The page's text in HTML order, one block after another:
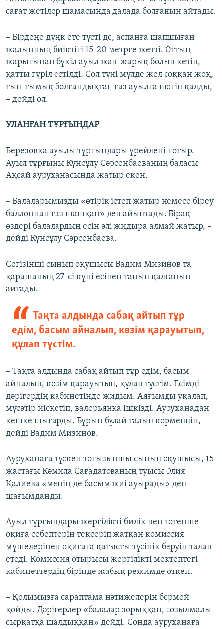
сағат жетілер шамасында далада болғанын айтады.
– Бірдеңе дүңк ете түсті де, аспанға шапшыған
жалынның биіктігі 15-20 метрге жетті. Оттың
жарығынан бүкіл ауыл жап-жарық болып кетіп,
қатты гүріл естілді. Сол түні мүлде жел соққан жоқ,
тып-тымық болғандықтан газ ауылға шөгіп қалды,
– дейді ол.
УЛАНҒАН ТҰРҒЫНДАР
Березовка ауылы тұрғындары үрейленіп отыр.
Ауыл тұрғыны Күнсұлу Сәрсенбаеваның баласы
Ақсай ауруханасында жатыр екен.
– Балаларымызды «өтірік істеп жатыр немесе біреу
баллоннан газ шашқан» деп айыптады. Бірақ
өздері балалардың есін әлі жидыра алмай жатыр, –
дейді Күнсұлу Сәрсенбаева.
Сегізінші сынып оқушысы Вадим Мизинов та
қарашаның 27-сі күні есінен танып қалғанын
айтады.
Тақта алдында сабақ айтып тұр
едім, басым айналып, көзім қарауытып,
құлап түстім.
– Тақта алдында сабақ айтып тұр едім, басым
айналып, көзім қарауытып, құлап түстім. Есімді
дәрігердің кабинетінде жидым. Аяғымды уқалап,
мүсәтір иіскетіп, валерьянка ішкізді. Ауруханадан
кешке шығарды. Бұрын бұлай талып көрмеппін, –
дейді Вадим Мизинов.
Ауруханаға түскен тоғызыншы сынып оқушысы, 15
жастағы Кәмила Сағадатованың туысы Әлия
Қалиева «менің де басым жиі ауырады» деп
шағымданды.
Ауыл тұрғындары жергілікті билік пен төтенше
оқиға себептерін тексеріп жатқан комиссия
мүшелерінен оқиғаға қатысты түсінік беруін талап
етеді. Комиссия отырысы жергілікті мектептегі
кабинеттердің бірінде жабық режимде өткен.
– Қолымызға сараптама нәтижелерін бермей
қойды. Дәрігерлер «балалар зорыққан, созылмалы
сырқатқа шалдыққан» дейді. Сонда ауруханаға